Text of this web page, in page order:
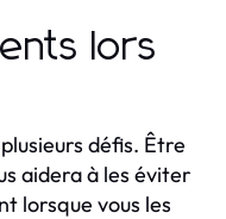
lors
défis. Être
aidera à les éviter
lorsque vous les